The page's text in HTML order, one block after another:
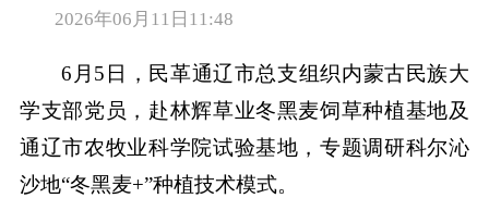
2026年06月11日11:48
6月5日，民革通辽市总支组织内蒙古民族大
学支部党员，赴林辉草业冬黑麦饲草种植基地及
通辽市农牧业科学院试验基地，专题调研科尔沁
沙地“冬黑麦+”种植技术模式。